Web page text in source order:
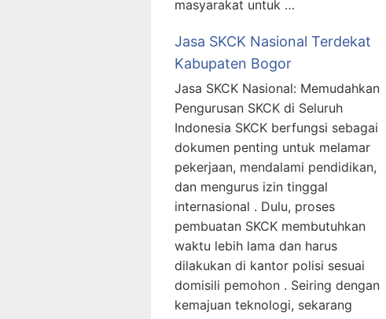
masyarakat untuk …
Jasa SKCK Nasional Terdekat
Kabupaten Bogor
Jasa SKCK Nasional: Memudahkan
Pengurusan SKCK di Seluruh
Indonesia SKCK berfungsi sebagai
dokumen penting untuk melamar
pekerjaan, mendalami pendidikan,
dan mengurus izin tinggal
internasional . Dulu, proses
pembuatan SKCK membutuhkan
waktu lebih lama dan harus
dilakukan di kantor polisi sesuai
domisili pemohon . Seiring dengan
kemajuan teknologi, sekarang